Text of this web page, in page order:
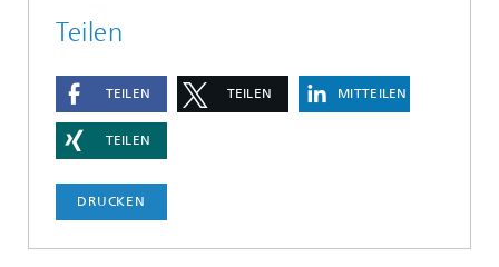
Teilen
TEILEN TEILEN MITTEILEN
TEILEN
DRUCKEN